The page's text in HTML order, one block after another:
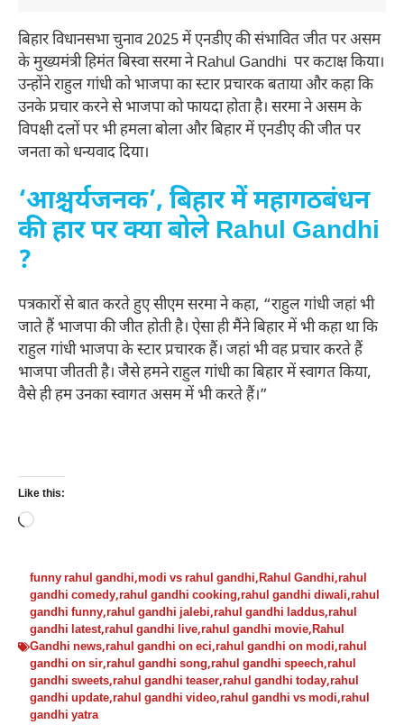
बिहार विधानसभा चुनाव 2025 में एनडीए की संभावित जीत पर असम
के मुख्यमंत्री हिमंत बिस्वा सरमा ने Rahul Gandhi पर कटाक्ष किया।
उन्होंने राहुल गांधी को भाजपा का स्टार प्रचारक बताया और कहा कि
उनके प्रचार करने से भाजपा को फायदा होता है। सरमा ने असम के
विपक्षी दलों पर भी हमला बोला और बिहार में एनडीए की जीत पर
जनता को धन्यवाद दिया।
‘आश्चर्यजनक’, बिहार में महागठबंधन
की हार पर क्या बोले Rahul Gandhi
?
पत्रकारों से बात करते हुए सीएम सरमा ने कहा, “राहुल गांधी जहां भी
जाते हैं भाजपा की जीत होती है। ऐसा ही मैंने बिहार में भी कहा था कि
राहुल गांधी भाजपा के स्टार प्रचारक हैं। जहां भी वह प्रचार करते हैं
भाजपा जीतती है। जैसे हमने राहुल गांधी का बिहार में स्वागत किया,
वैसे ही हम उनका स्वागत असम में भी करते हैं।”
Like this:
Loading…
funny rahul gandhi,modi vs rahul gandhi,Rahul Gandhi,rahul
gandhi comedy,rahul gandhi cooking,rahul gandhi diwali,rahul
gandhi funny,rahul gandhi jalebi,rahul gandhi laddus,rahul
gandhi latest,rahul gandhi live,rahul gandhi movie,Rahul
Gandhi news,rahul gandhi on eci,rahul gandhi on modi,rahul
gandhi on sir,rahul gandhi song,rahul gandhi speech,rahul
gandhi sweets,rahul gandhi teaser,rahul gandhi today,rahul
gandhi update,rahul gandhi video,rahul gandhi vs modi,rahul
gandhi yatra